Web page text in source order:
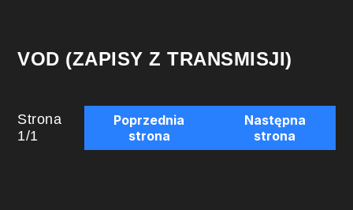
VOD (ZAPISY Z TRANSMISJI)
Strona
1/1
Poprzednia
strona
Następna
strona